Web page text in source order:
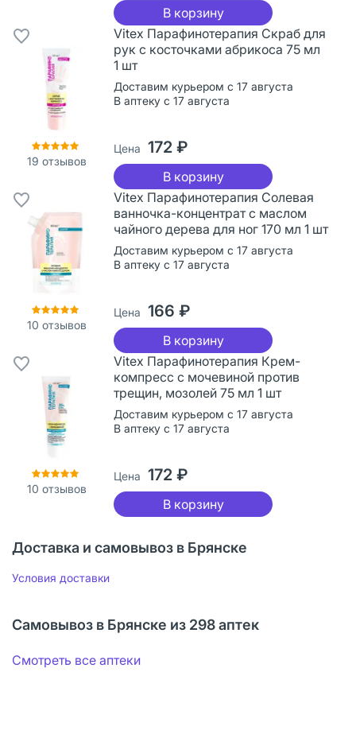
В корзину
19 отзывов
Vitex Парафинотерапия Скраб для
рук с косточками абрикоса 75 мл
1 шт
Доставим курьером с 17 августа
В аптеку с 17 августа
Цена 172 ₽
В корзину
10 отзывов
Vitex Парафинотерапия Солевая
ванночка-концентрат с маслом
чайного дерева для ног 170 мл 1 шт
Доставим курьером с 17 августа
В аптеку с 17 августа
Цена 166 ₽
В корзину
10 отзывов
Vitex Парафинотерапия Крем-
компресс с мочевиной против
трещин, мозолей 75 мл 1 шт
Доставим курьером с 17 августа
В аптеку с 17 августа
Цена 172 ₽
В корзину
Доставка и самовывоз в Брянске
Условия доставки
Самовывоз в Брянске из 298 аптек
Смотреть все аптеки